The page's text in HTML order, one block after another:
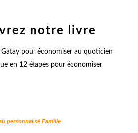
notre livre
en 12 étapes pour économiser
personnalisé Famille